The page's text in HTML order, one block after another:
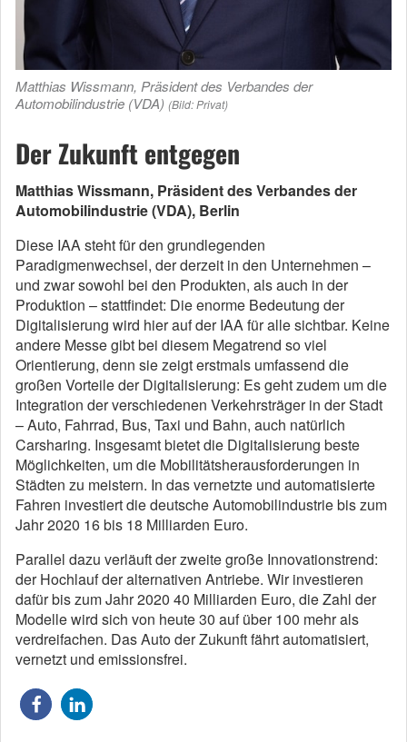
Matthias Wissmann, Präsident des Verbandes der
Automobilindustrie (VDA) (Bild: Privat)
Der Zukunft entgegen
Matthias Wissmann, Präsident des Verbandes der
Automobilindustrie (VDA), Berlin
Diese IAA steht für den grundlegenden
Paradigmenwechsel, der derzeit in den Unternehmen –
und zwar sowohl bei den Produkten, als auch in der
Produktion – stattfindet: Die enorme Bedeutung der
Digitalisierung wird hier auf der IAA für alle sichtbar. Keine
andere Messe gibt bei diesem Megatrend so viel
Orientierung, denn sie zeigt erstmals umfassend die
großen Vorteile der Digitalisierung: Es geht zudem um die
Integration der verschiedenen Verkehrsträger in der Stadt
– Auto, Fahrrad, Bus, Taxi und Bahn, auch natürlich
Carsharing. Insgesamt bietet die Digitalisierung beste
Möglichkeiten, um die Mobilitätsherausforderungen in
Städten zu meistern. In das vernetzte und automatisierte
Fahren investiert die deutsche Automobilindustrie bis zum
Jahr 2020 16 bis 18 Milliarden Euro.
Parallel dazu verläuft der zweite große Innovationstrend:
der Hochlauf der alternativen Antriebe. Wir investieren
dafür bis zum Jahr 2020 40 Milliarden Euro, die Zahl der
Modelle wird sich von heute 30 auf über 100 mehr als
verdreifachen. Das Auto der Zukunft fährt automatisiert,
vernetzt und emissionsfrei.